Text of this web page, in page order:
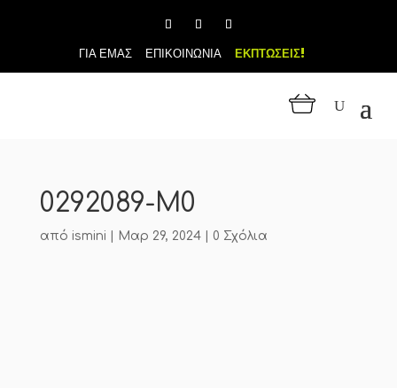
ΓΙΑ ΕΜΑΣ ΕΠΙΚΟΙΝΩΝΙΑ ΕΚΠΤΩΣΕΙΣ!
0292089-M0
από ismini Μαρ 29, 2024| 0 Σχόλια